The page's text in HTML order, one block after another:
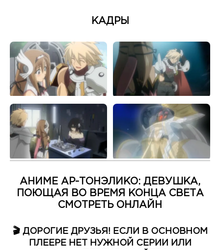
КАДРЫ
АНИМЕ АР-ТОНЭЛИКО: ДЕВУШКА,
ПОЮЩАЯ ВО ВРЕМЯ КОНЦА СВЕТА
СМОТРЕТЬ ОНЛАЙН
🎬 ДОРОГИЕ ДРУЗЬЯ! ЕСЛИ В ОСНОВНОМ
ПЛЕЕРЕ НЕТ НУЖНОЙ СЕРИИ ИЛИ